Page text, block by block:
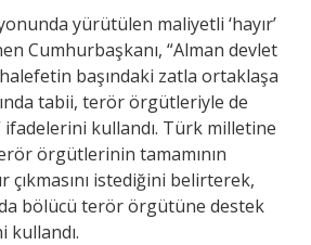
yürütülen maliyetli ‘hayır’
Cumhurbaşkanı, “Alman devlet
başındaki zatla ortaklaşa
tabii, terör örgütleriyle de
ifadelerini kullandı. Türk milletine
örgütlerinin tamamının
çıkmasını istediğini belirterek,
bölücü terör örgütüne destek
kullandı.